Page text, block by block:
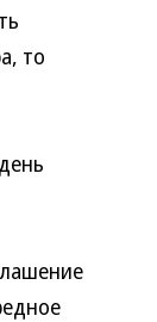
то